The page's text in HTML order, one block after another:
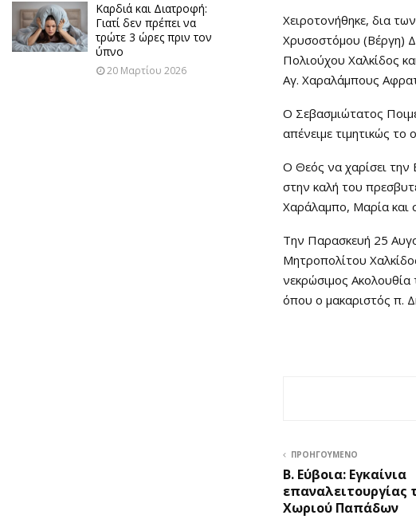
Χειροτονήθηκε, δια
Χρυσοστόμου (Βέργη)
Πολιούχου Χαλκίδος
Αγ. Χαραλάμπους
Ο Σεβασμιώτατος
απένειμε τιμητικώς
Ο Θεός να χαρίσει την
στην καλή του
Χαράλαμπο, Μαρία και
Την Παρασκευή 25
Μητροπολίτου
νεκρώσιμος
όπου ο μακαριστός π.
ΠΡΟΗΓΟΎΜΕΝΟ
Β. Εύβοια: Εγκαίνια
επαναλειτουργίας
Χωριού Παπάδων
Καρδιά και Διατροφή:
Γιατί δεν πρέπει να
τρώτε 3 ώρες πριν τον
ύπνο
20 Μαρτίου 2026